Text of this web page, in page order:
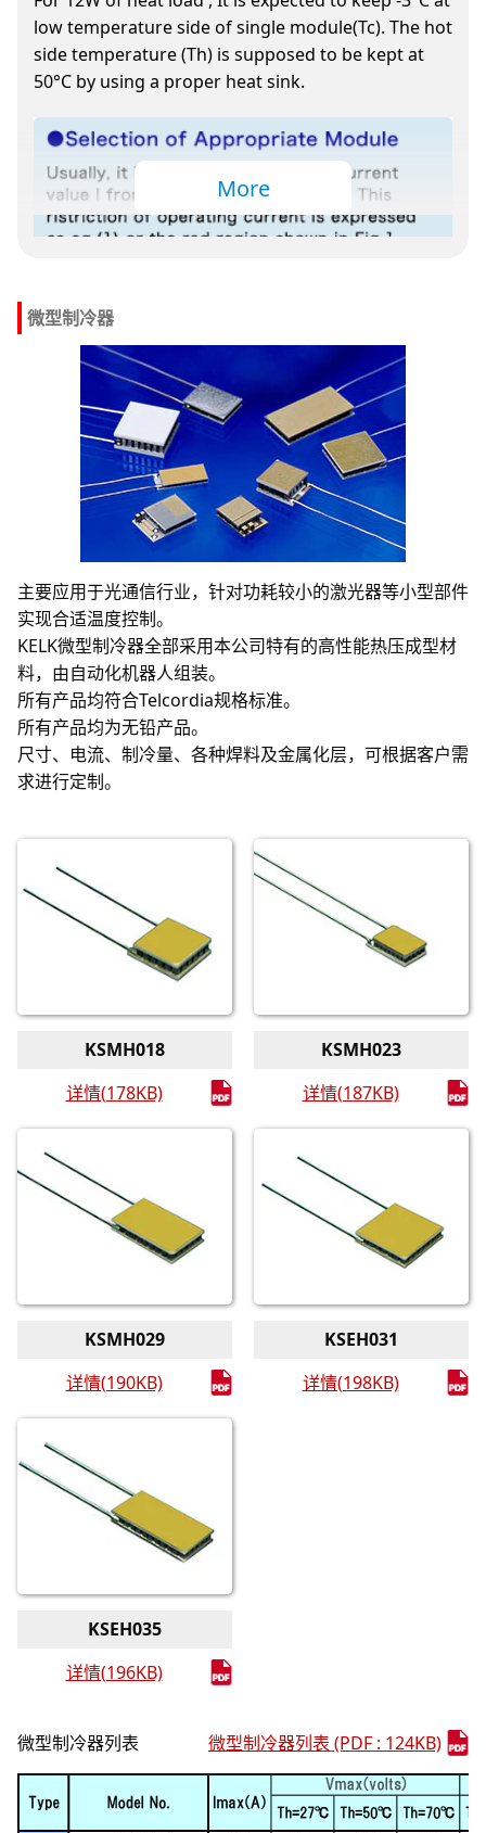
low temperature side of single module(Tc). The hot
side temperature (Th) is supposed to be kept at
50°C by using a proper heat sink.
微型制冷器
主要应用于光通信行业，针对功耗较小的激光器等小型部件
实现合适温度控制。
KELK微型制冷器全部采用本公司特有的高性能热压成型材
料，由自动化机器人组装。
所有产品均符合Telcordia规格标准。
所有产品均为无铅产品。
尺寸、电流、制冷量、各种焊料及金属化层，可根据客户需
求进行定制。
KSMH018
详情(178KB)
KSMH023
详情(187KB)
KSMH029
详情(190KB)
KSEH031
详情(198KB)
KSEH035
详情(196KB)
微型制冷器列表 微型制冷器列表 (PDF : 124KB)